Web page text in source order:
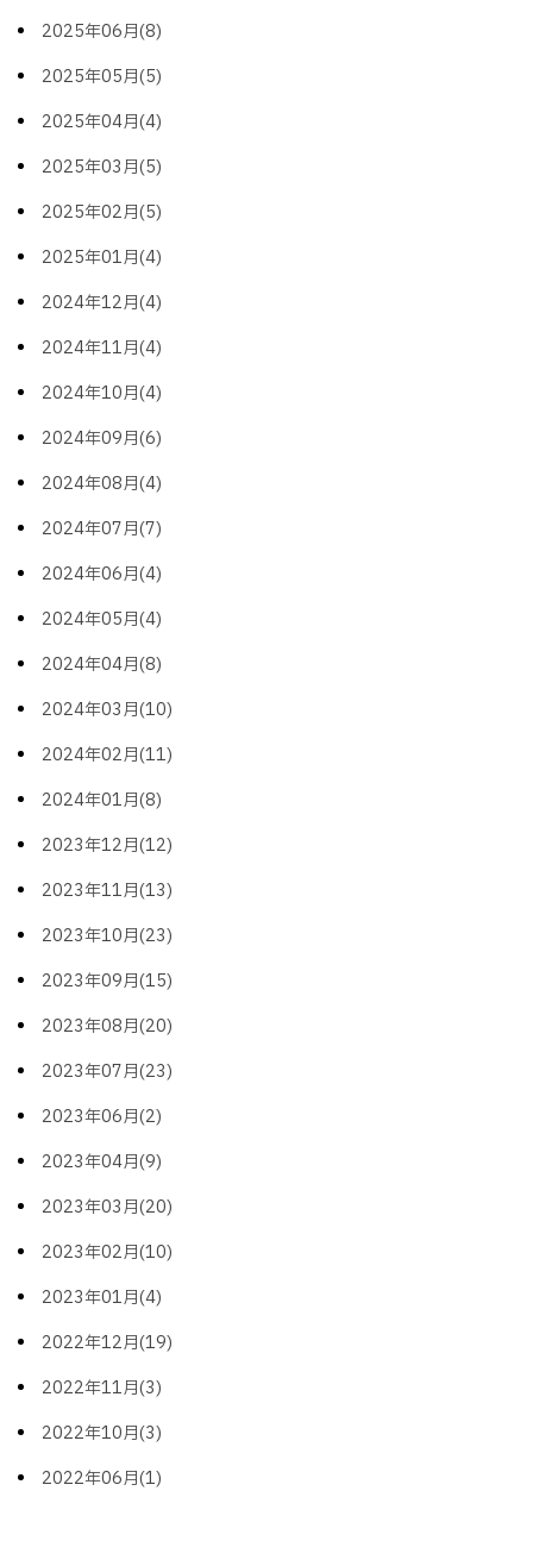
2025年06月(8)
2025年05月(5)
2025年04月(4)
2025年03月(5)
2025年02月(5)
2025年01月(4)
2024年12月(4)
2024年11月(4)
2024年10月(4)
2024年09月(6)
2024年08月(4)
2024年07月(7)
2024年06月(4)
2024年05月(4)
2024年04月(8)
2024年03月(10)
2024年02月(11)
2024年01月(8)
2023年12月(12)
2023年11月(13)
2023年10月(23)
2023年09月(15)
2023年08月(20)
2023年07月(23)
2023年06月(2)
2023年04月(9)
2023年03月(20)
2023年02月(10)
2023年01月(4)
2022年12月(19)
2022年11月(3)
2022年10月(3)
2022年06月(1)